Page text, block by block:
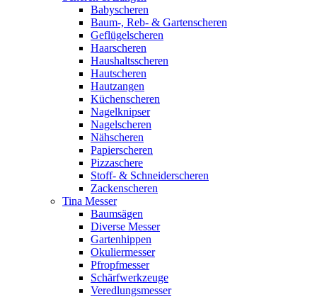
Babyscheren
Baum-, Reb- & Gartenscheren
Geflügelscheren
Haarscheren
Haushaltsscheren
Hautscheren
Hautzangen
Küchenscheren
Nagelknipser
Nagelscheren
Nähscheren
Papierscheren
Pizzaschere
Stoff- & Schneiderscheren
Zackenscheren
Tina Messer
Baumsägen
Diverse Messer
Gartenhippen
Okuliermesser
Pfropfmesser
Schärfwerkzeuge
Veredlungsmesser